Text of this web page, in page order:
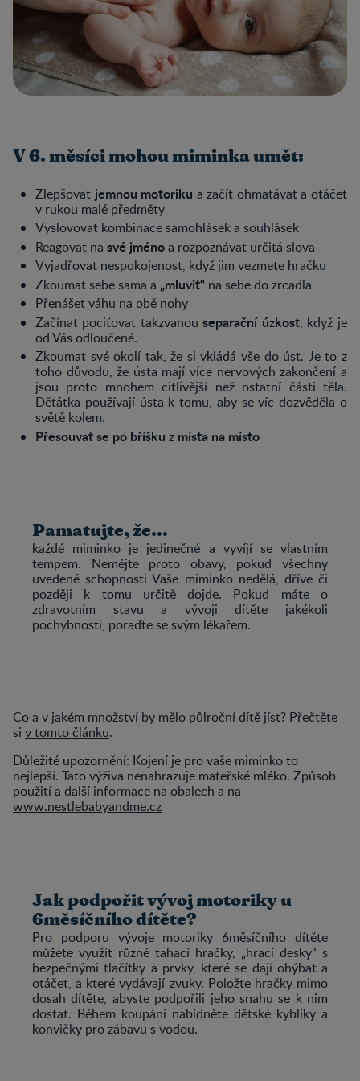
V 6. měsíci mohou miminka umět:
Zlepšovat jemnou motoriku a začít ohmatávat a otáčet
v rukou malé předměty
Vyslovovat kombinace samohlásek a souhlásek
Reagovat na své jménoa rozpoznávat určitá slova
Vyjadřovat nespokojenost, když jim vezmete hračku
Zkoumat sebe sama a „mluvit“ na sebe do zrcadla
Přenášet váhu na obě nohy
Začínat pociťovat takzvanouseparační úzkost, když je
od Vás odloučené.
Zkoumat své okolí tak, že si vkládá vše do úst. Je to z
toho důvodu, že ústa mají více nervových zakončení a
jsou proto mnohem citlivější než ostatní části těla.
Děťátka používají ústa k tomu, aby se víc dozvěděla o
světě kolem.
Přesouvat se po bříšku z místa na místo
Pamatujte, že...
každé miminko je jedinečné a vyvíjí se vlastním
tempem. Nemějte proto obavy, pokud všechny
uvedené schopnosti Vaše miminko nedělá, dříve či
později k tomu určitě dojde. Pokud máte o
zdravotním stavu a vývoji dítěte jakékoli
pochybnosti, poraďte se svým lékařem.
Co a v jakém množství by mělo půlroční dítě jíst? Přečtěte
si v tomto článku.
Důležité upozornění: Kojení je pro vaše miminko to
nejlepší. Tato výživa nenahrazuje mateřské mléko. Způsob
použití a další informace na obalech a na
www.nestlebabyandme.cz
Jak podpořit vývoj motoriky u
6měsíčního dítěte?
Pro podporu vývoje motoriky 6měsíčního dítěte
můžete využít různé tahací hračky, „hrací desky“ s
bezpečnými tlačítky a prvky, které se dají ohýbat a
otáčet, a které vydávají zvuky. Položte hračky mimo
dosah dítěte, abyste podpořili jeho snahu se k nim
dostat. Během koupání nabídněte dětské kyblíky a
konvičky pro zábavu s vodou.